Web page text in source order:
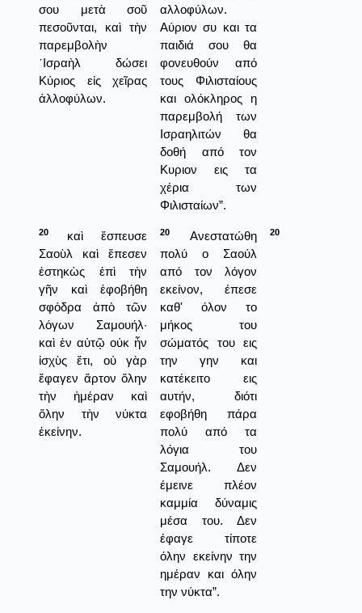
σου μετὰ σοῦ
πεσοῦνται, καὶ τὴν
παρεμβολὴν
᾿Ισραὴλ δώσει
Κύριος εἰς χεῖρας
ἀλλοφύλων.
αλλοφύλων.
Αύριον συ και τα
παιδιά σου θα
φονευθούν από
τους Φιλισταίους
και ολόκληρος η
παρεμβολή των
Ισραηλιτών θα
δοθή από τον
Κυριον εις τα
χέρια των
Φιλισταίων”.
20
καὶ ἔσπευσε
Σαοὺλ καὶ ἔπεσεν
ἑστηκὼς ἐπὶ τὴν
γῆν καὶ ἐφοβήθη
σφόδρα ἀπὸ τῶν
λόγων Σαμουήλ·
καὶ ἐν αὐτῷ οὐκ ἦν
ἰσχὺς ἔτι, οὐ γὰρ
ἔφαγεν ἄρτον ὅλην
τὴν ἡμέραν καὶ
ὅλην τὴν νύκτα
ἐκείνην.
20
Ανεστατώθη
πολύ ο Σαούλ
από τον λόγον
εκείνον, έπεσε
καθ' όλον το
μήκος του
σώματός του εις
την γην και
κατέκειτο εις
αυτήν, διότι
εφοβήθη πάρα
πολύ από τα
λόγια του
Σαμουήλ. Δεν
έμεινε πλέον
καμμία δύναμις
μέσα του. Δεν
έφαγε τίποτε
όλην εκείνην την
ημέραν και όλην
την νύκτα”.
20